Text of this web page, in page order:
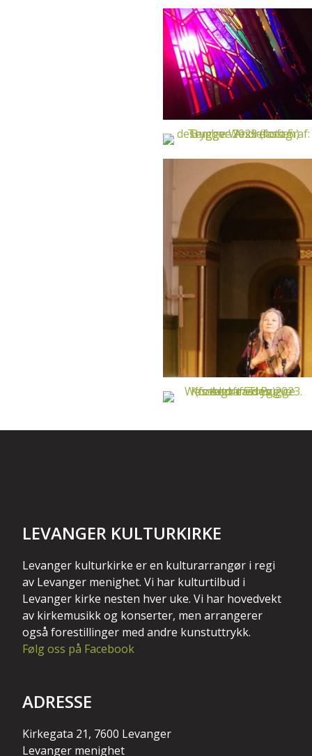
LEVANGER KULTURKIRKE
Levanger kulturkirke er en kulturarrangør i regi
av Levanger menighet. Vi har kulturtilbud i
Levanger kirke nesten hver uke. Vi har hovedvekt
av kirkemusikk og konserter, men arrangerer
også forestillinger med andre kunstuttrykk.
Følg oss på Facebook
ADRESSE
Kirkegata 21, 7600 Levanger
Levanger menighet